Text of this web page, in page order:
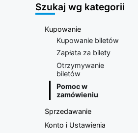
teatru |
Platforma
sprzedaży
biletów
viagogo
Szukaj wg kategorii
Kupowanie
Kupowanie biletów
Zapłata za bilety
Otrzymywanie
biletów
Pomoc w
zamówieniu
Sprzedawanie
Konto i Ustawienia